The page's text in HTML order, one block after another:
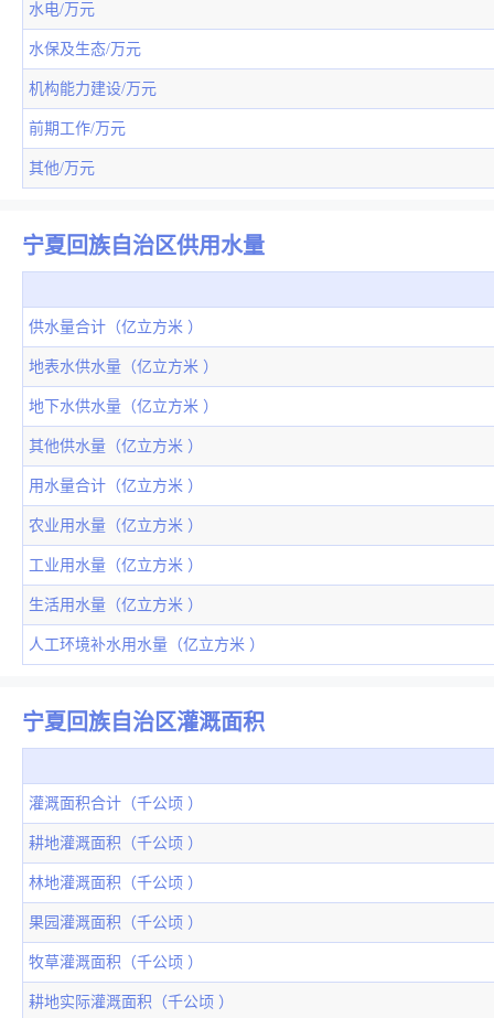
水电/万元
水保及生态/万元
机构能力建设/万元
前期工作/万元
其他/万元
宁夏回族自治区供用水量
供水量合计（亿立方米 ）
地表水供水量（亿立方米 ）
地下水供水量（亿立方米 ）
其他供水量（亿立方米 ）
用水量合计（亿立方米 ）
农业用水量（亿立方米 ）
工业用水量（亿立方米 ）
生活用水量（亿立方米 ）
人工环境补水用水量（亿立方米 ）
宁夏回族自治区灌溉面积
灌溉面积合计（千公顷 ）
耕地灌溉面积（千公顷 ）
林地灌溉面积（千公顷 ）
果园灌溉面积（千公顷 ）
牧草灌溉面积（千公顷 ）
耕地实际灌溉面积（千公顷 ）